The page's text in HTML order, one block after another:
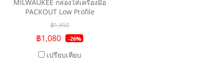
MILWAUKEE กล่องใส่เครื่องมือ
PACKOUT Low Profile
Compact Organizer
฿1,450
฿1,080 -26%
เปรียบเทียบ